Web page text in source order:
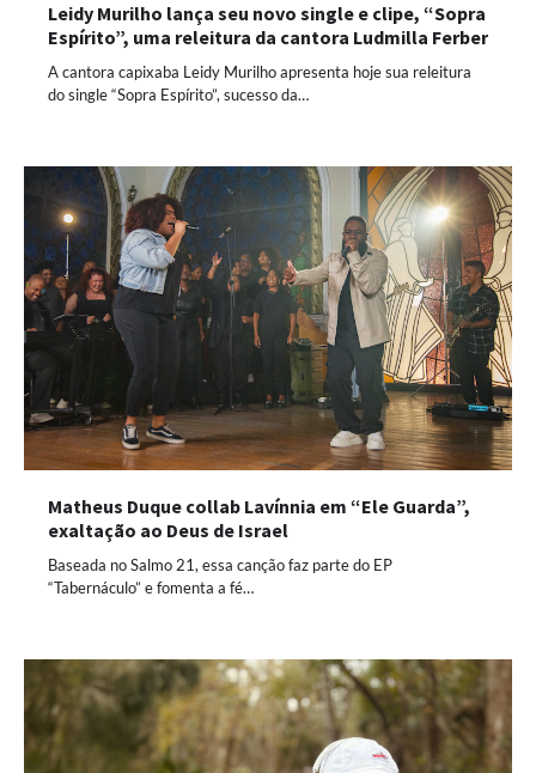
Leidy Murilho lança seu novo single e clipe, “Sopra
Espírito”, uma releitura da cantora Ludmilla Ferber
A cantora capixaba Leidy Murilho apresenta hoje sua releitura
do single “Sopra Espírito”, sucesso da…
Matheus Duque collab Lavínnia em “Ele Guarda”,
exaltação ao Deus de Israel
Baseada no Salmo 21, essa canção faz parte do EP
“Tabernáculo” e fomenta a fé…